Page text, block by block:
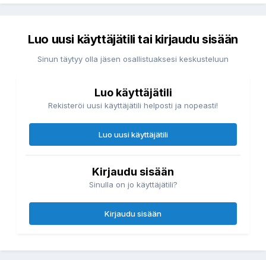
Luo uusi käyttäjätili tai kirjaudu sisään
Sinun täytyy olla jäsen osallistuaksesi keskusteluun
Luo käyttäjätili
Rekisteröi uusi käyttäjätili helposti ja nopeasti!
Luo uusi käyttäjätili
Kirjaudu sisään
Sinulla on jo käyttäjätili?
Kirjaudu sisään